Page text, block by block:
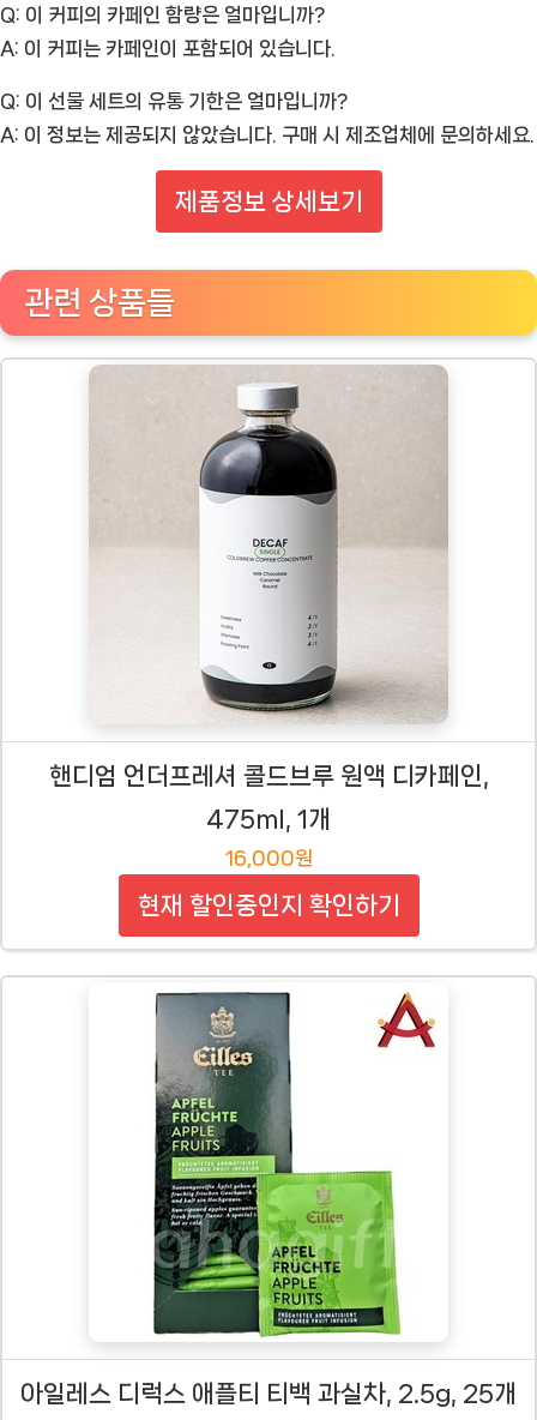
Q: 이 커피의 카페인 함량은 얼마입니까?
A: 이 커피는 카페인이 포함되어 있습니다.
Q: 이 선물 세트의 유통 기한은 얼마입니까?
A: 이 정보는 제공되지 않았습니다. 구매 시 제조업체에 문의하세요.
제품정보 상세보기
관련 상품들
핸디엄 언더프레셔 콜드브루 원액 디카페인,
475ml, 1개
16,000원
현재 할인중인지 확인하기
아일레스 디럭스 애플티 티백 과실차, 2.5g, 25개